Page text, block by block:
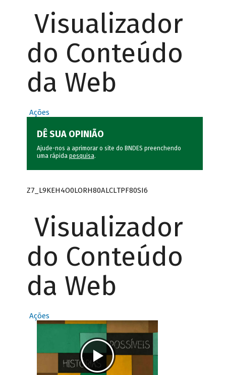
Visualizador
do Conteúdo
da Web
Ações
DÊ SUA OPINIÃO
Ajude-nos a aprimorar o site do BNDES preenchendo
uma rápida pesquisa.
Z7_L9KEH4O0LORH80ALCLTPF80SI6
Visualizador
do Conteúdo
da Web
Ações